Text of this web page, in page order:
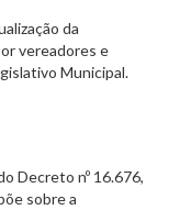
da
vereadores e
Municipal.
Decreto nº 16.676,
sobre a